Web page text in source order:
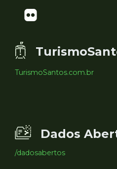
TurismoSantos.com.br
Dados
/dadosabertos